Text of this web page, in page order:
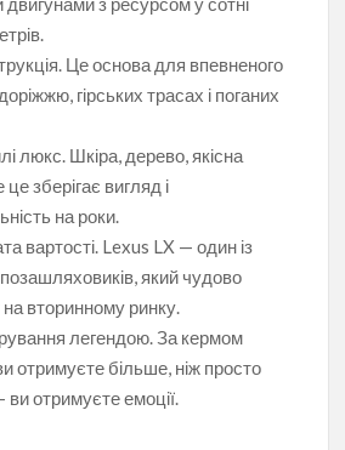
Це основа для впевненого
гірських трасах і поганих
люкс. Шкіра, дерево, якісна
зберігає вигляд і
на роки.
вартості. Lexus LX — один із
який чудово
на вторинному ринку.
легендою. За кермом
отримуєте більше, ніж просто
ви отримуєте емоції.